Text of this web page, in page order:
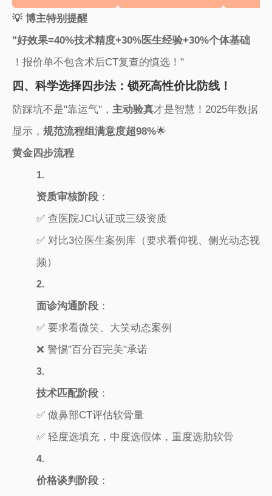
​💡 博主特别提醒​
​"好效果=40%技术精度+30%医生经验+30%个体基础​​
！报价单不包含术后CT复查的慎选！"
四、科学选择四步法：锁死高性价比防线！
防踩坑不是"靠运气"，​ ​主动验真​​才是智慧！2025年数据
显示，​ ​规范流程组满意度超98%​​🌟
​黄金四步流程​
1.
​资质审核阶段​​：
✅ 查医院JCI认证或三级资质
✅ 对比3位医生案例库（要求看仰视、侧光动态视
频）
2.
​面诊沟通阶段​​：
✅ 要求看微笑、大笑动态案例
❌ 警惕"百分百完美"承诺
3.
​技术匹配阶段​​：
✅ 做鼻部CT评估软骨量
✅ 轻度选填充，中度选假体，重度选肋软骨
4.
​价格谈判阶段​​：